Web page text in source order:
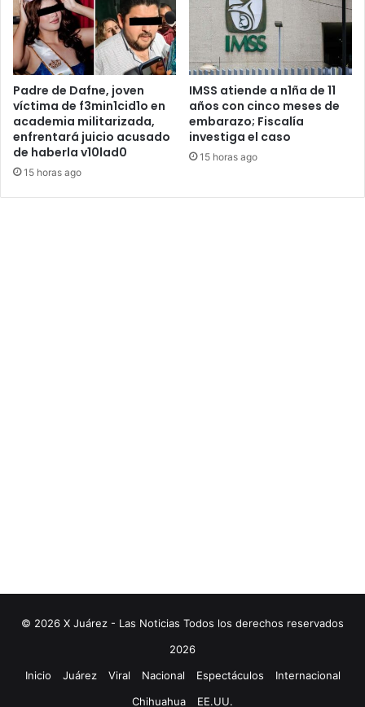
Padre de Dafne, joven
víctima de f3min1cid1o en
academia militarizada,
enfrentará juicio acusado
de haberla v10lad0
15 horas ago
IMSS atiende a n1ña de 11
años con cinco meses de
embarazo; Fiscalía
investiga el caso
15 horas ago
© 2026 X Juárez - Las Noticias Todos los derechos reservados
2026
Inicio
Juárez Viral Nacional Espectáculos
Internacional
Chihuahua
EE.UU.